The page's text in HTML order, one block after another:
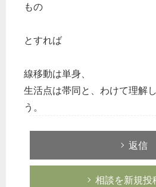
もの
とすれば
線移動は単身、
生活点は帯同と、わけて理解
う。
返信
相談を新規投